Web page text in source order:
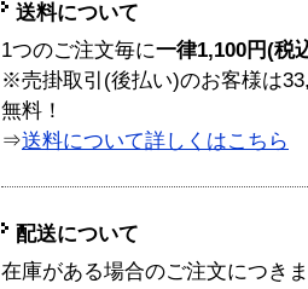
送料について
1つのご注文毎に一律1,100円(税
※売掛取引(後払い)のお客様は
無料！
⇒送料について詳しくはこちら
配送について
在庫がある場合のご注文につき